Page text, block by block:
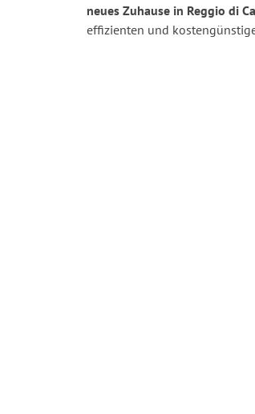
neues Zuhause in Reggio di
effizienten und